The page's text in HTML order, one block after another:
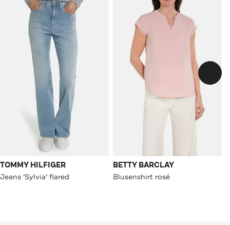
TOMMY HILFIGER
Jeans 'Sylvia' flared
BETTY BARCLAY
Blusenshirt rosé